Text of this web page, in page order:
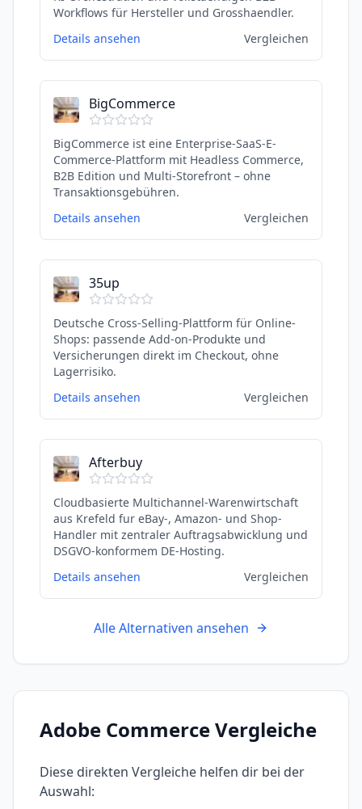
Workflows für Hersteller und Grosshaendler.
Details ansehen
Vergleichen
BigCommerce
BigCommerce ist eine Enterprise-SaaS-E-
Commerce-Plattform mit Headless Commerce,
B2B Edition und Multi-Storefront – ohne
Transaktionsgebühren.
Details ansehen
Vergleichen
35up
Deutsche Cross-Selling-Plattform für Online-
Shops: passende Add-on-Produkte und
Versicherungen direkt im Checkout, ohne
Lagerrisiko.
Details ansehen
Vergleichen
Afterbuy
Cloudbasierte Multichannel-Warenwirtschaft
aus Krefeld fur eBay-, Amazon- und Shop-
Handler mit zentraler Auftragsabwicklung und
DSGVO-konformem DE-Hosting.
Details ansehen
Vergleichen
Alle Alternativen ansehen
Adobe CommerceVergleiche
Diese direkten Vergleiche helfen dir bei der
Auswahl: